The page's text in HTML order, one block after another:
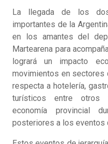
La llegada de los
importantes de la
en los amantes del
Martearena para
logrará un impacto
movimientos en sectores
respecta a hotelería,
turísticos entre otros
economía provincial
posteriores a los eventos